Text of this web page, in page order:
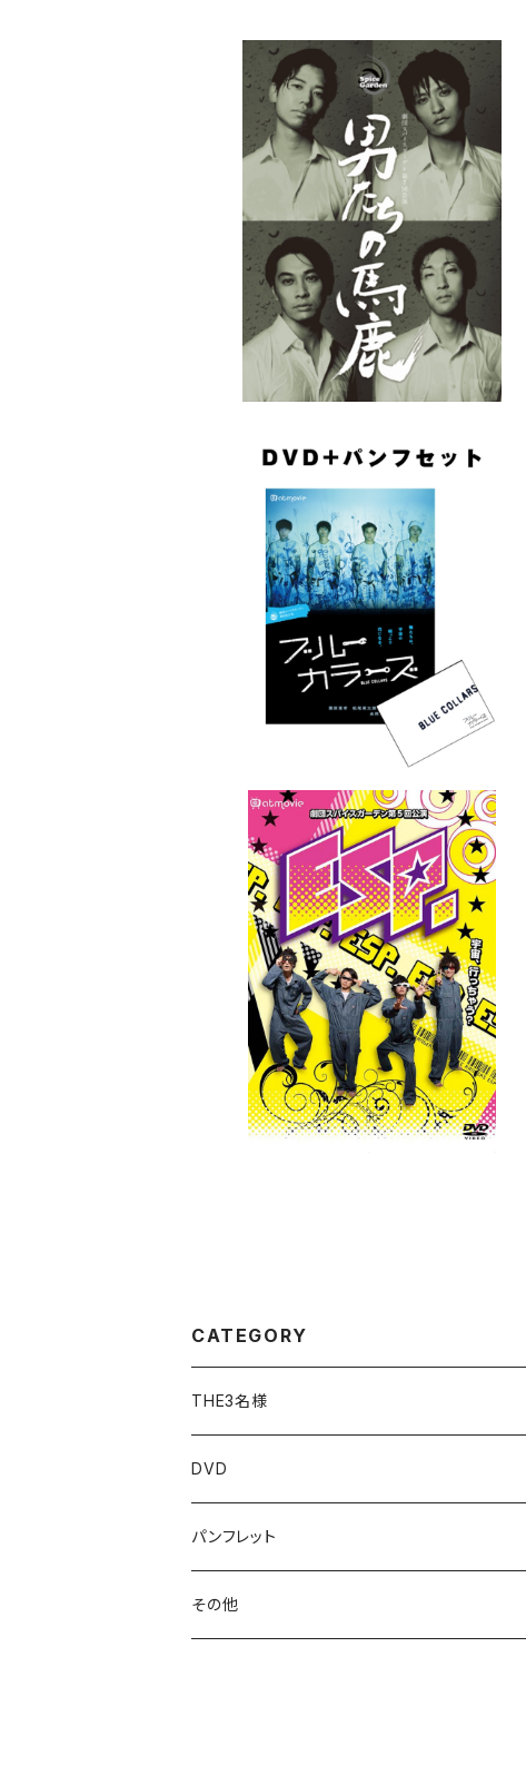
劇団スパイスガーデン第7回公演「男たちの馬
鹿」DVD
¥3,000
劇団スパイスガーデン第8回公演「ブルーカラ
ーズ」DVD＆パンフレットセット
¥3,250
劇団スパイスガーデン第5回公演「ESP.」DV
D
¥3,000
CATEGORY
THE3名様
Tシャツ
その他
DVD
パンフレット付き
パンフレット
その他